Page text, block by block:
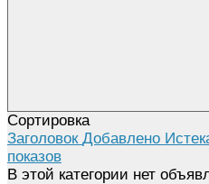
Сортировка
Заголовок Добавлено
показов
В этой категории нет